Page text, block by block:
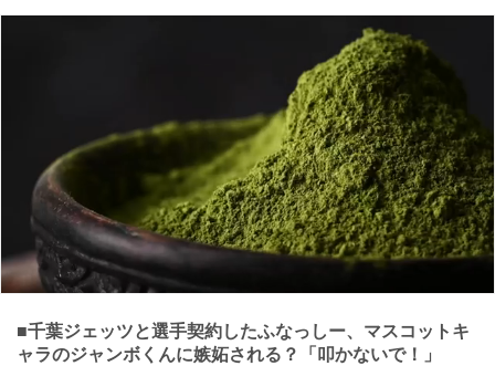
■千葉ジェッツと選手契約したふなっしー、マスコットキ
ャラのジャンボくんに嫉妬される？「叩かないで！」